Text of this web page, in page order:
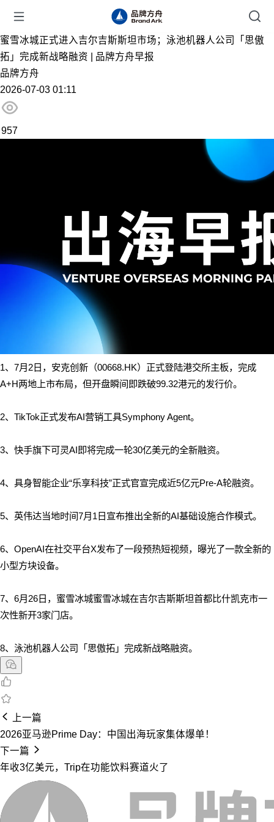
蜜雪冰城正式进入吉尔吉斯斯坦市场；泳池机器人公司「思傲
拓」完成新战略融资 | 品牌方舟早报
品牌方舟
2026-07-03 01:11
957
1、7月2日，安克创新（00668.HK）正式登陆港交所主板，完成
A+H两地上市布局，但开盘瞬间即跌破99.32港元的发行价。
2、TikTok正式发布AI营销工具Symphony Agent。
3、快手旗下可灵AI即将完成一轮30亿美元的全新融资。
4、具身智能企业“乐享科技”正式官宣完成近5亿元Pre-A轮融资。
5、英伟达当地时间7月1日宣布推出全新的AI基础设施合作模式。
6、 OpenAI在社交平台X发布了一段预热短视频，曝光了一款全新的
小型方块设备。
7、 6月26日，蜜雪冰城蜜雪冰城在吉尔吉斯斯坦首都比什凯克市一
次性新开3家门店。
8、泳池机器人公司「思傲拓」完成新战略融资。
上一篇
2026亚马逊Prime Day：中国出海玩家集体爆单！
下一篇
年收3亿美元，Trip在功能饮料赛道火了